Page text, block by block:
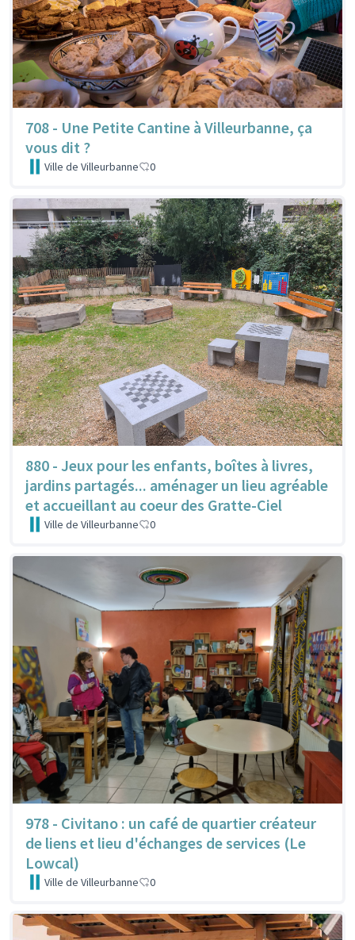
708 - Une Petite Cantine à Villeurbanne, ça
vous dit ?
Ville de Villeurbanne 0
880 - Jeux pour les enfants, boîtes à livres,
jardins partagés... aménager un lieu agréable
et accueillant au coeur des Gratte-Ciel
Ville de Villeurbanne 0
978 - Civitano : un café de quartier créateur
de liens et lieu d'échanges de services (Le
Lowcal)
Ville de Villeurbanne 0